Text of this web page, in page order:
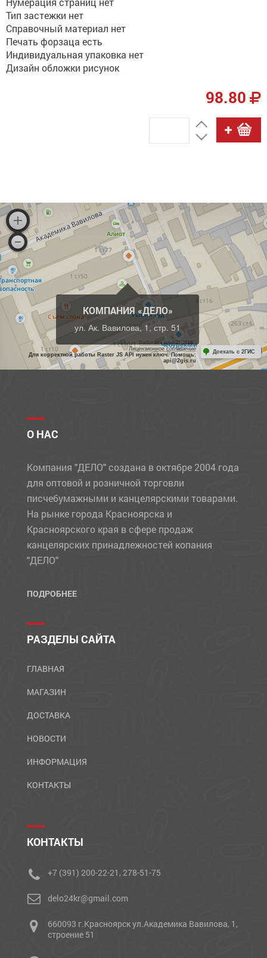
Тип застежки нет
Справочный материал нет
Печать форзаца есть
Индивидуальная упаковка нет
Дизайн обложки рисунок
98.80
КОМПАНИЯ «ДЕЛО»
ул. Ак. Вавилова, 1, стр. 51
Работает на API 2ГИС
Лицензионное соглашение
Для корректной работы Raster JS API нужен ключ. Помощь:
api@2gis.ru
Доехать с 2ГИС
О НАС
Компания "ДЕЛО" создана в октябре 2004 года
для оптовой и розничной торговли
писчебумажными и канцелярскими товарами.
На рынке города Красноярска и
Красноярского края в сфере продаж
канцелярских принадлежностей копания
"ДЕЛО"
ПОДРОБНЕЕ
РАЗДЕЛЫ САЙТА
ГЛАВНАЯ
МАГАЗИН
ДОСТАВКА
НОВОСТИ
ИНФОРМАЦИЯ
КОНТАКТЫ
КОНТАКТЫ
+7 (391) 200-22-21, 278-51-75
delo24kr@gmail.com
660093 г.Красноярск ул.Академика Вавилова, 1,
строение 51